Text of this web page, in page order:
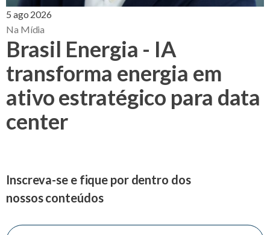
5 ago 2026
Na Mídia
Brasil Energia - IA
transforma energia em
ativo estratégico para data
center
Inscreva-se e fique por dentro dos
nossos conteúdos